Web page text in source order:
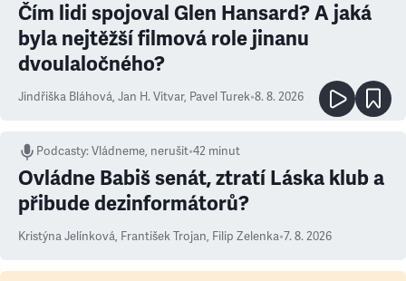
Čím lidi spojoval Glen Hansard? A jaká
byla nejtěžší filmová role jinanu
dvoulaločného?
Jindřiška Bláhová, Jan H. Vitvar, Pavel Turek•8. 8. 2026
Podcasty:Vládneme, nerušit•42 minut
Ovládne Babiš senát, ztratí Láska klub a
přibude dezinformátorů?
Kristýna Jelínková, František Trojan, Filip Zelenka•7. 8. 2026